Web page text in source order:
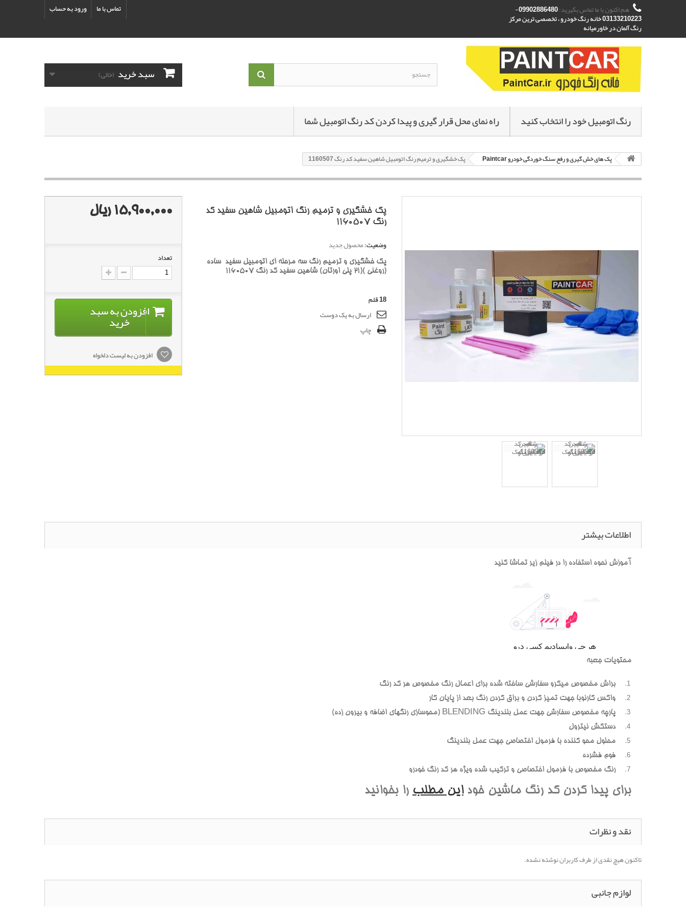
ورود به حساب تماس با ما هم اکنون با ما تماس بگیرید: 09902886480-
03133210223 خانه رنگ خودرو ، تخصصی ترین مرکز
رنگ آلمان در خاورمیانه
سبد خرید (خالی)
رنگ اتومبیل خود را انتخاب کنید راه نمای محل قرار گیری و پیدا کردن کد رنگ اتومبیل شما
پک های خش گیری و رفع سنگ خوردگی خودرو Paintcar پک خشگیری و ترمیم رنگ اتومبیل شاهین سفید کد رنگ 1160507
پک خشگیری و ترمیم رنگ اتومبیل شاهین سفید کد
رنگ 1160507
وضعیت:محصول جدید
پک خشگیری و ترمیم رنگ سه مرحله ای اتومبیل سفید ساده
(روغنی )(21 پلی اورتان) شاهین سفید کد رنگ 1160507
18قلم
ارسال به یک دوست
چاپ
15,900,000 ریال
تعداد
افزودن به سبد
خرید
افزودن به لیست دلخواه
اطلاعات بیشتر
آموزش نحوه استفاده را در فیلم زیر تماشا کنید
محتویات جعبه
براش مخصوص میکرو سفارشی ساخته شده برای اعمال رنگ مخصوص هر کد رنگ
واکس کارنوبا جهت تمیز کردن و براق کردن رنگ بعد از پایان کار
پارچه مخصوص سفارشی جهت عمل بلندینگ BLENDING (محوسازی رنگهای اضافه و بیرون زده)
دستکش نیترول
محلول محو کننده با فرمول اختصاصی جهت عمل بلندینگ
فوم فشرده
رنگ مخصوص با فرمول اختصاصی و ترکیب شده ویژه هر کد رنگ خودرو
برای پیدا کردن کد رنگ ماشین خوداین مطلب را بخوانید
نقد و نظرات
تاکنون هیچ نقدی از طرف کاربران نوشته نشده.
لوازم جانبی